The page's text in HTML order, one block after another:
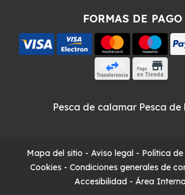
FORMAS DE PAGO
Pesca de calamar Pesca de
Mapa del sitio - Aviso legal- Política
Cookies - Condiciones generales de
Accesibilidad- Área